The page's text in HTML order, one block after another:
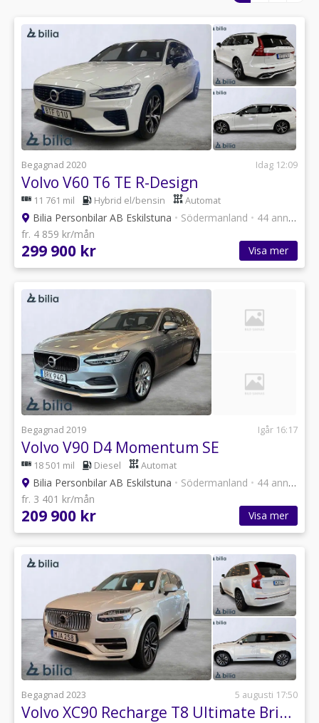
Begagnad 2020 Idag 12:09
Volvo V60 T6 TE R-Design
11 761 mil Hybrid el/bensin Automat
Bilia Personbilar AB Eskilstuna • Södermanland • 44 annonser
fr. 4 859 kr/mån
299 900 kr Visa mer
Begagnad 2019 Igår 16:17
Volvo V90 D4 Momentum SE
18 501 mil Diesel Automat
Bilia Personbilar AB Eskilstuna • Södermanland • 44 annonser
fr. 3 401 kr/mån
209 900 kr Visa mer
Begagnad 2023 5 augusti 17:50
Volvo XC90 Recharge T8 Ultimate Bright